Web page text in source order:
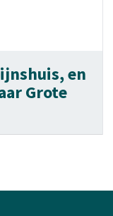
en
Grote